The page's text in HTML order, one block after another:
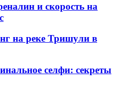
и скорость на
на реке Тришули в
селфи: секреты